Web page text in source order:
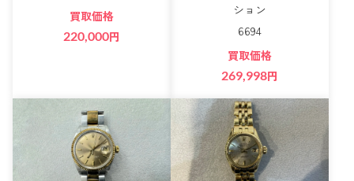
買取価格
220,000円
ション
6694
買取価格
269,998円